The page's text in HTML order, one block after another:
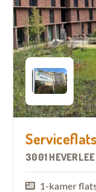
3001 HEVERLEE
1-kamer